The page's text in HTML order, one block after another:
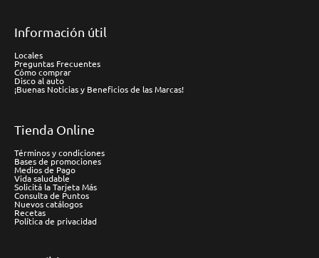
Información útil
Locales
Preguntas Frecuentes
Cómo comprar
Disco al auto
¡Buenas Noticias y Beneficios de las Marcas!
Tienda Online
Términos y condiciones
Bases de promociones
Medios de Pago
Vida saludable
Solicitá la Tarjeta Más
Consulta de Puntos
Nuevos catálogos
Recetas
Política de privacidad